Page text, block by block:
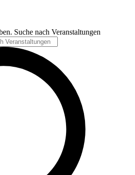
Suche nach Veranstaltungen